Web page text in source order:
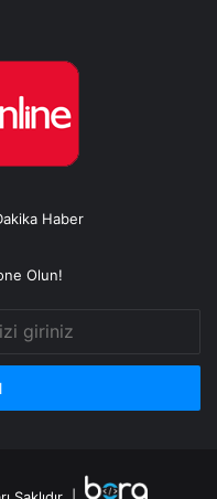
Haber
Olun!